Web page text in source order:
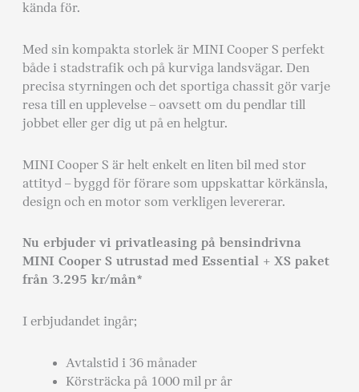
kända för.
Med sin kompakta storlek är MINI Cooper S perfekt
både i stadstrafik och på kurviga landsvägar. Den
precisa styrningen och det sportiga chassit gör varje
resa till en upplevelse – oavsett om du pendlar till
jobbet eller ger dig ut på en helgtur.
MINI Cooper S är helt enkelt en liten bil med stor
attityd – byggd för förare som uppskattar körkänsla,
design och en motor som verkligen levererar.
Nu erbjuder vi privatleasing på bensindrivna
MINI Cooper S utrustad med Essential + XS paket
från 3.295 kr/mån*
I erbjudandet ingår;
Avtalstid i 36 månader
Körsträcka på 1000 mil pr år